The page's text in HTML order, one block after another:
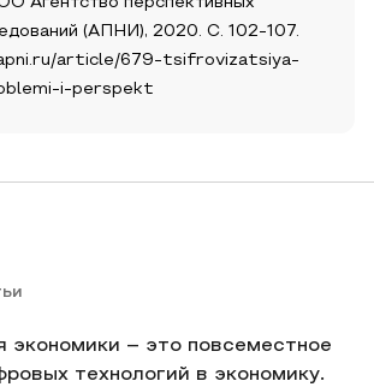
(АПНИ), 2020. С. 102-107.
article/679-tsifrovizatsiya-
i-perspekt
экономики – это повсеместное
технологий в экономику.